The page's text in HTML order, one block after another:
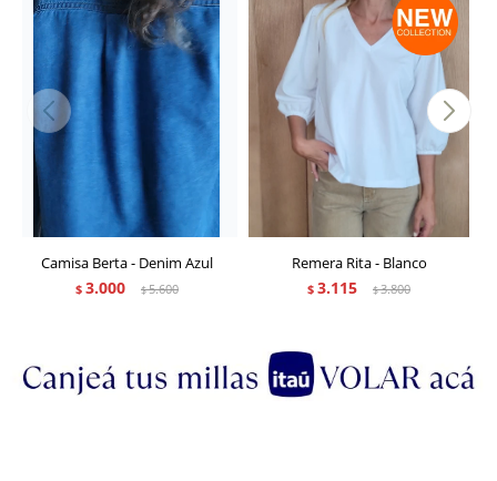
Camisa Berta - Denim Azul
$ 3.000 $5.600
Remera Rita - Blanco
$ 3.115 $3.800